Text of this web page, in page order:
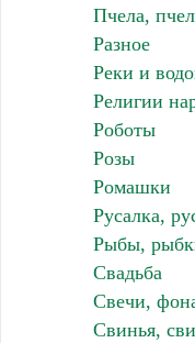
Пчела,
Разное
Реки и
Религии
Роботы
Розы
Ромашки
Русалка,
Рыбы,
Свадьба
Свечи,
Свинья,